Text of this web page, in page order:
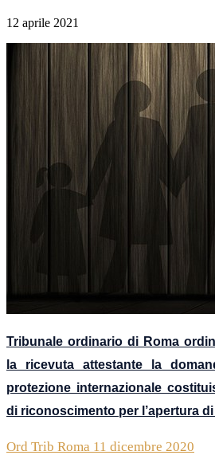
12 aprile 2021
Tribunale ordinario di Roma
la ricevuta attestante la
protezione internazionale
di riconoscimento per l’apertura
Ord Trib Roma 11 dicembre 2020